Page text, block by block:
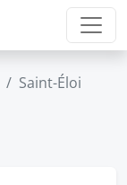
Saint-Éloi